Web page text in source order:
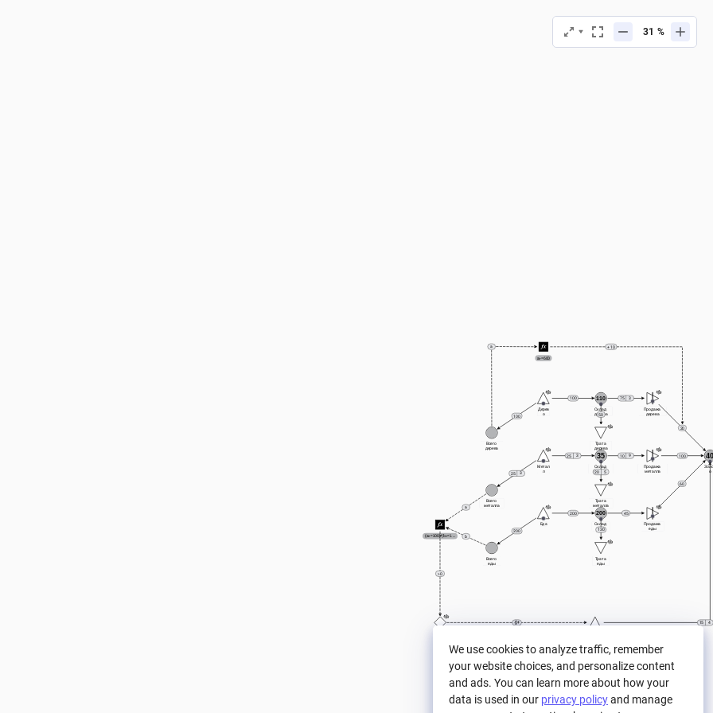
Дерев
о
110
Склад
дерева
Трата
дерева
Продажа
дерева
о
100 75 3
20
50
Всего
дерева
100
a>=600
+ 10
a
Метал
л
35
Склад
металла
Продажа
металла
Трата
металла
Еда
200
Склад
еды
Продажа
еды
Трата
еды
25 3 10 9
20 5
200 45
130
100
60
Всего
металла
25 3
Всего
еды
200
15 4
(a>=100)*(b>=1.2K)
a
b
> 0
%
We use cookies to analyze traffic, remember
your website choices, and personalize content
and ads. You can learn more about how your
data is used in our privacy policyand manage